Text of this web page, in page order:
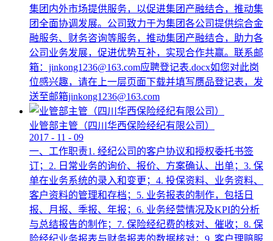
集团内外市场提供服务，以促进集团产融结合，推动集
团全面协调发展。公司致力于为集团各公司提供综合金
融服务、财务咨询等服务，推动集团产融结合，助力各
公司业务发展，促进优势互补，实现合作共赢。联系邮
箱：jinkong1236@163.com应聘登记表.docx如您对此岗
位感兴趣，请在上一层页面下载并填写赝品登记表，发
送至邮箱jinkong1236@163.com
业管部主管（四川华西保险经纪有限公司）
2017 - 11 - 09
一、工作职责1. 经纪公司的客户协议和授权委托书签
订；2. 日常业务的询价、报价、方案确认、出单；3. 保
单在业务系统的录入和变更；4. 投保资料、业务资料、
客户资料的管理和存档；5. 业务报表的制作，包括日
报、月报、季报、年报；6. 业务经营情况及KPI的分析
与总结报告的制作；7. 保险经纪费的核对、催收；8. 保
险经纪业务报表与财务报表的数据核对；9. 客户理赔服